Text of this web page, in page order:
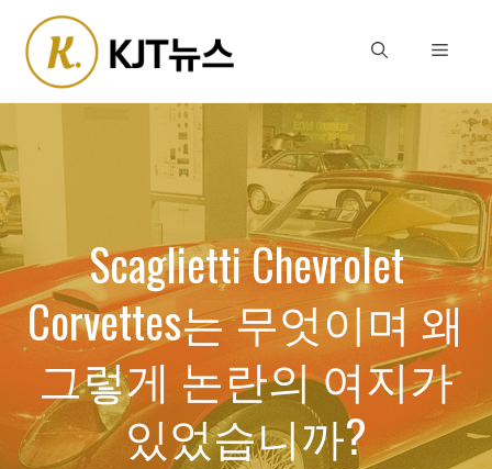
content
Menu
Scaglietti Chevrolet
Corvettes는 무엇이며 왜
그렇게 논란의 여지가
있었습니까?